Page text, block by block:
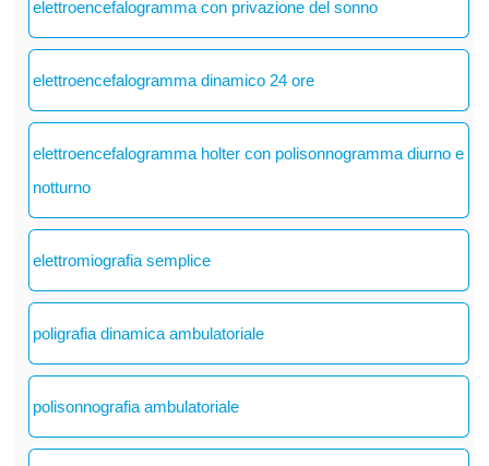
elettroencefalogramma con privazione del sonno
elettroencefalogramma dinamico 24 ore
elettroencefalogramma holter con polisonnogramma diurno e
notturno
elettromiografia semplice
poligrafia dinamica ambulatoriale
polisonnografia ambulatoriale